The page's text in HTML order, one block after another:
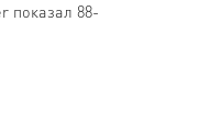
показал 88-